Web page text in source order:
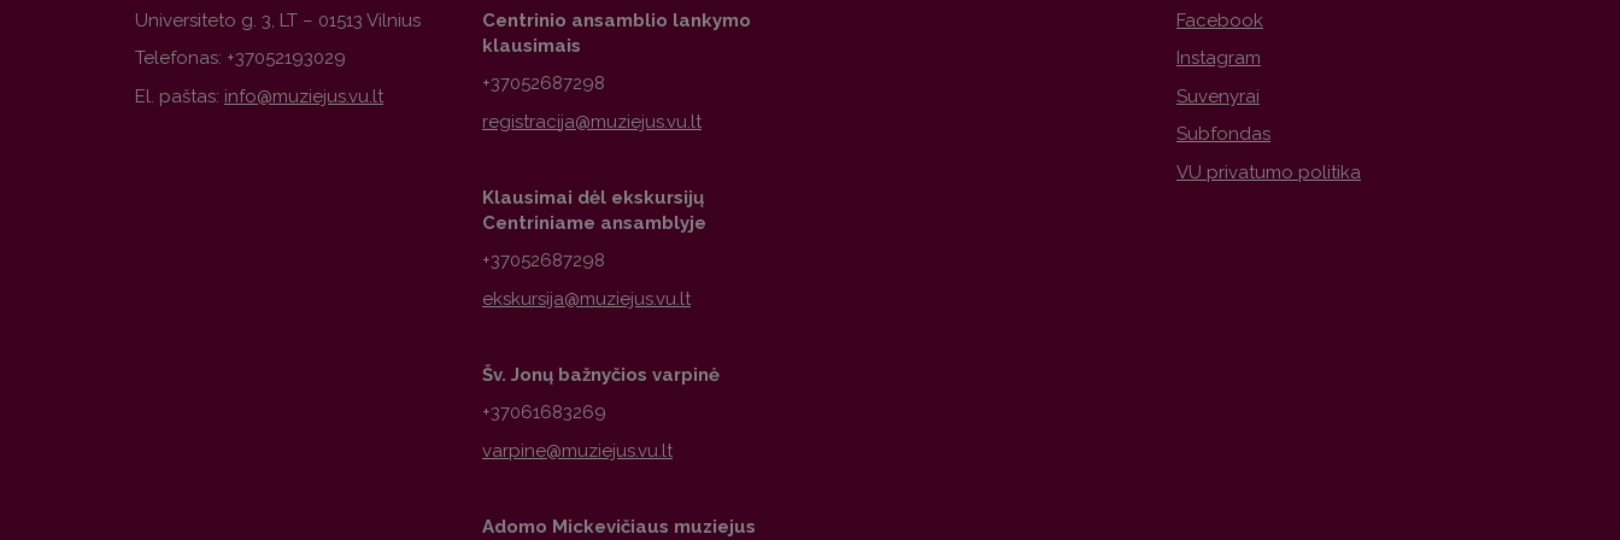
Universiteto g. 3, LT – 01513 Vilnius
Telefonas: +37052193029
El. paštas:
Centrinio ansamblio lankymo
klausimais
+37052687298
Klausimai dėl ekskursijų
Centriniame ansamblyje
+37052687298
Šv. Jonų bažnyčios varpinė
+37061683269
Adomo Mickevičiaus muziejus
Facebook
Instagram
Suvenyrai
Subfondas
VU privatumo politika